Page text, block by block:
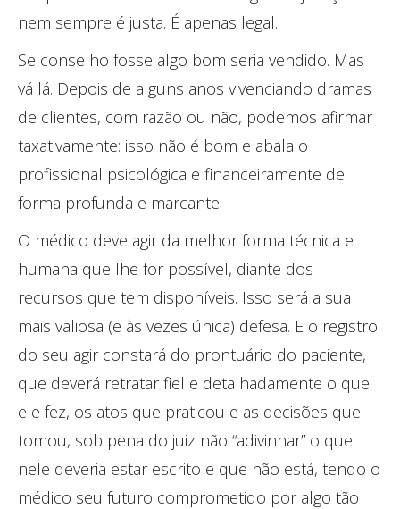
nem sempre é justa. É apenas legal.
Se conselho fosse algo bom seria vendido. Mas
vá lá. Depois de alguns anos vivenciando dramas
de clientes, com razão ou não, podemos afirmar
taxativamente: isso não é bom e abala o
profissional psicológica e financeiramente de
forma profunda e marcante.
O médico deve agir da melhor forma técnica e
humana que lhe for possível, diante dos
recursos que tem disponíveis. Isso será a sua
mais valiosa (e às vezes única) defesa. E o registro
do seu agir constará do prontuário do paciente,
que deverá retratar fiel e detalhadamente o que
ele fez, os atos que praticou e as decisões que
tomou, sob pena do juiz não “adivinhar” o que
nele deveria estar escrito e que não está, tendo o
médico seu futuro comprometido por algo tão